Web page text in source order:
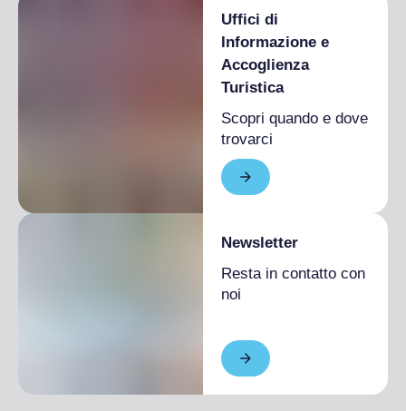
Uffici di
Informazione e
Accoglienza
Turistica
Scopri quando e dove
trovarci
Newsletter
Resta in contatto con
noi